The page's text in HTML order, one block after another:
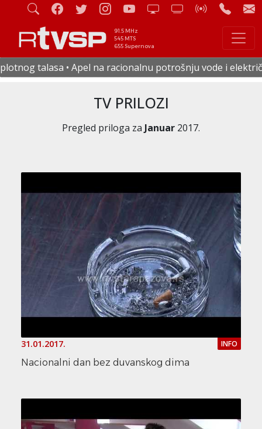
91.5 MHz
545 MTS
655 Supernova
potrošnju vode i električne energije • U
TV PRILOZI
Pregled priloga za Januar 2017.
31.01.2017. INFO
Nacionalni dan bez duvanskog dima